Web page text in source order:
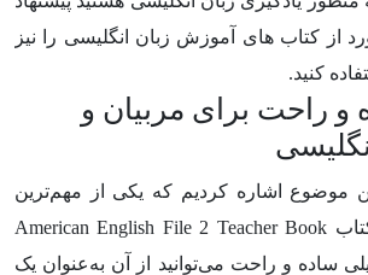
از کتاب های آموزش زبان انگلیسی را نیز
کنید.
و راحت برای مربیان و
موضوع اشاره کردیم که یکی از مهم‌ترین
مزایای استفاده از کتاب American English File 2 Teacher Book
ساده و راحت می‌توانید از آن به‌عنوان یک